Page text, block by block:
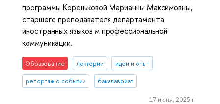
программы Кореньковой Марианны Максимовны,
старшего преподавателя департамента
иностранных языков м профессиональной
коммуникации.
Образование лектории идеи и опыт
репортаж о событии бакалавриат
17 июня, 2025 г.